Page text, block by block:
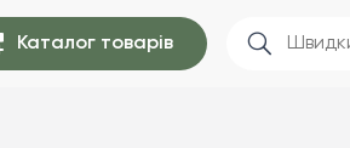
Каталог товарів